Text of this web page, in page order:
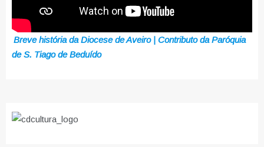
Breve história da Diocese de Aveiro | Contributo da Paróquia
de S. Tiago de Beduído